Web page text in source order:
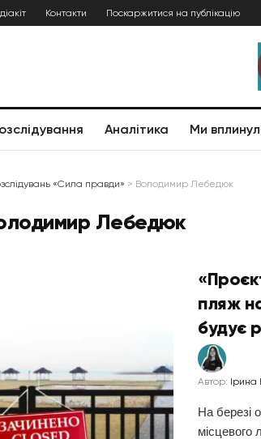
Контакти Поскаржитися на публікацію
Аналітика Ми
«Сила правди» > Володимир Лебедюк
Лебедюк
пляж
будує
Автор: Ірина
На березі
місцевого